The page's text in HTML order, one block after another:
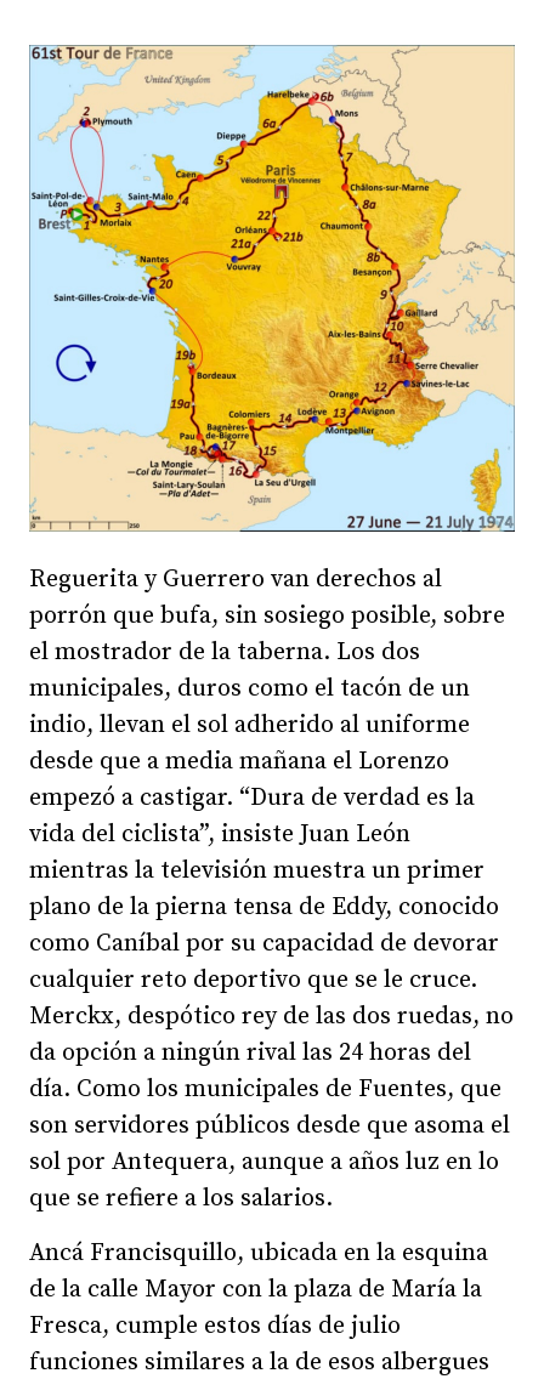
Reguerita y Guerrero van derechos al
porrón que bufa, sin sosiego posible, sobre
el mostrador de la taberna. Los dos
municipales, duros como el tacón de un
indio, llevan el sol adherido al uniforme
desde que a media mañana el Lorenzo
empezó a castigar. “Dura de verdad es la
vida del ciclista”, insiste Juan León
mientras la televisión muestra un primer
plano de la pierna tensa de Eddy, conocido
como Caníbal por su capacidad de devorar
cualquier reto deportivo que se le cruce.
Merckx, despótico rey de las dos ruedas, no
da opción a ningún rival las 24 horas del
día. Como los municipales de Fuentes, que
son servidores públicos desde que asoma el
sol por Antequera, aunque a años luz en lo
que se refiere a los salarios.
Ancá Francisquillo, ubicada en la esquina
de la calle Mayor con la plaza de María la
Fresca, cumple estos días de julio
funciones similares a la de esos albergues